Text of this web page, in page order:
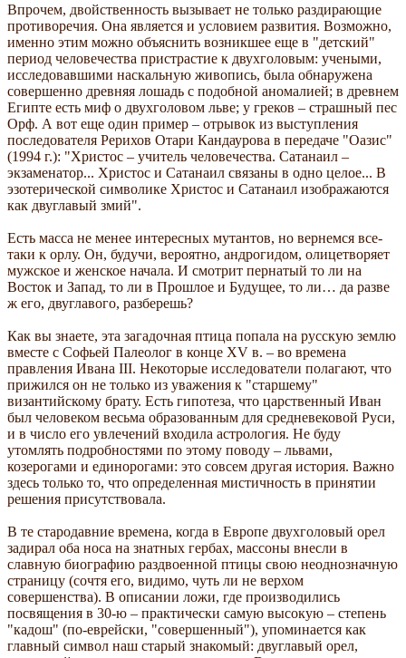
Впрочем, двойственность вызывает не только раздирающие
противоречия. Она является и условием развития. Возможно,
именно этим можно объяснить возникшее еще в "детский"
период человечества пристрастие к двухголовым: учеными,
исследовавшими наскальную живопись, была обнаружена
совершенно древняя лошадь с подобной аномалией; в древнем
Египте есть миф о двухголовом льве; у греков – страшный пес
Орф. А вот еще один пример – отрывок из выступления
последователя Рерихов Отари Кандаурова в передаче "Оазис"
(1994 г.): "Христос – учитель человечества. Сатанаил –
экзаменатор... Христос и Сатанаил связаны в одно целое... В
эзотерической символике Христос и Сатанаил изображаются
как двуглавый змий".
Есть масса не менее интересных мутантов, но вернемся все-
таки к орлу. Он, будучи, вероятно, андрогидом, олицетворяет
мужское и женское начала. И смотрит пернатый то ли на
Восток и Запад, то ли в Прошлое и Будущее, то ли… да разве
ж его, двуглавого, разберешь?
Как вы знаете, эта загадочная птица попала на русскую землю
вместе с Софьей Палеолог в конце XV в. – во времена
правления Ивана III. Некоторые исследователи полагают, что
прижился он не только из уважения к "старшему"
византийскому брату. Есть гипотеза, что царственный Иван
был человеком весьма образованным для средневековой Руси,
и в число его увлечений входила астрология. Не буду
утомлять подробностями по этому поводу – львами,
козерогами и единорогами: это совсем другая история. Важно
здесь только то, что определенная мистичность в принятии
решения присутствовала.
В те стародавние времена, когда в Европе двухголовый орел
задирал оба носа на знатных гербах, массоны внесли в
славную биографию раздвоенной птицы свою неоднозначную
страницу (сочтя его, видимо, чуть ли не верхом
совершенства). В описании ложи, где производились
посвящения в 30-ю – практически самую высокую – степень
"кадош" (по-еврейски, "совершенный"), упоминается как
главный символ наш старый знакомый: двуглавый орел,